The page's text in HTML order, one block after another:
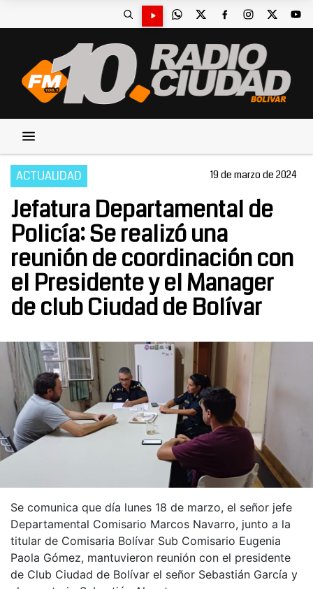
ACTUALIDAD 19 de marzo de 2024
Jefatura Departamental de
Policía: Se realizó una
reunión de coordinación con
el Presidente y el Manager
de club Ciudad de Bolívar
Se comunica que día lunes 18 de marzo, el señor jefe
Departamental Comisario Marcos Navarro, junto a la
titular de Comisaria Bolívar Sub Comisario Eugenia
Paola Gómez, mantuvieron reunión con el presidente
de Club Ciudad de Bolívar el señor Sebastián García y